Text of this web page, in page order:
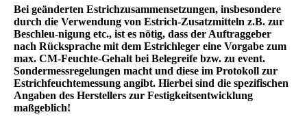
Bei geänderten Estrichzusammensetzungen, insbesondere
durch die Verwendung von Estrich-Zusatzmitteln z.B. zur
Beschleu-nigung etc., ist es nötig, dass der Auftraggeber
nach Rücksprache mit dem Estrichleger eine Vorgabe zum
max. CM-Feuchte-Gehalt bei Belegreife bzw. zu event.
Sondermessregelungen macht und diese im Protokoll zur
Estrichfeuchtemessung angibt. Hierbei sind die spezifischen
Angaben des Herstellers zur Festigkeitsentwicklung
maßgeblich!